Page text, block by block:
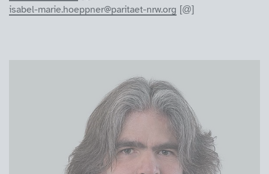
isabel-marie.hoeppner@paritaet-nrw.org